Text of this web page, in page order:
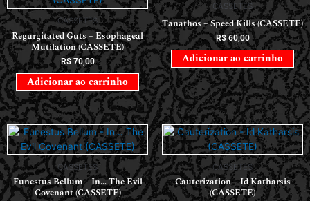
CASSETES
Regurgitated Guts – Esophageal
Mutilation (CASSETE)
R$70,00
Adicionar ao carrinho
CASSETES
Tanathos – Speed Kills (CASSETE)
R$60,00
Adicionar ao carrinho
CASSETES
Funestus Bellum – In… The Evil
Covenant (CASSETE)
CASSETES
Cauterization – Id Katharsis
(CASSETE)